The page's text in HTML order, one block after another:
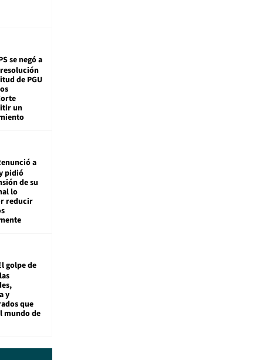
se negó a
de PGU
un
a
pidió
de su
lo
reducir
golpe de
y
que
mundo de